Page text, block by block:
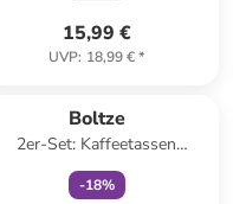
15,99 €
UVP: 18,99 €*
Boltze
2er-Set: Kaffeetassen
"Sardine" in Hellblau/ Weiß -
300 ml
-18%